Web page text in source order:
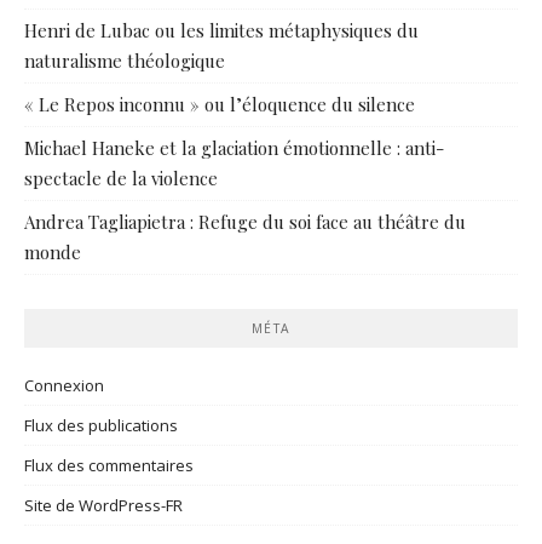
Henri de Lubac ou les limites métaphysiques du
naturalisme théologique
« Le Repos inconnu » ou l’éloquence du silence
Michael Haneke et la glaciation émotionnelle : anti-
spectacle de la violence
Andrea Tagliapietra : Refuge du soi face au théâtre du
monde
MÉTA
Connexion
Flux des publications
Flux des commentaires
Site de WordPress-FR